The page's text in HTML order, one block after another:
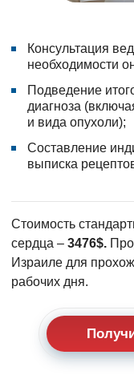
Консультация
необходимости
Подведение
диагноза
и вида опухоли);
Составление
выписка
Стоимость
сердца –3476$.
Израиле для
рабочих дня.